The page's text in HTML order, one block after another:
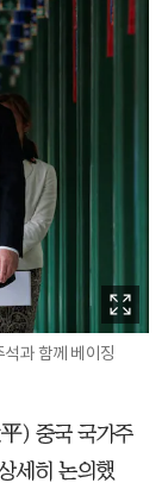
과 함께 베이징
) 중국 국가주
세히 논의했